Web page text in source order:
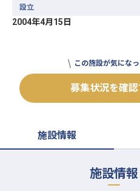
よくある質問
転職サポート
採用をお考えの
設立
2004年4月15日
この施設が気にな
募集状況を確認
施設情報
施設情報